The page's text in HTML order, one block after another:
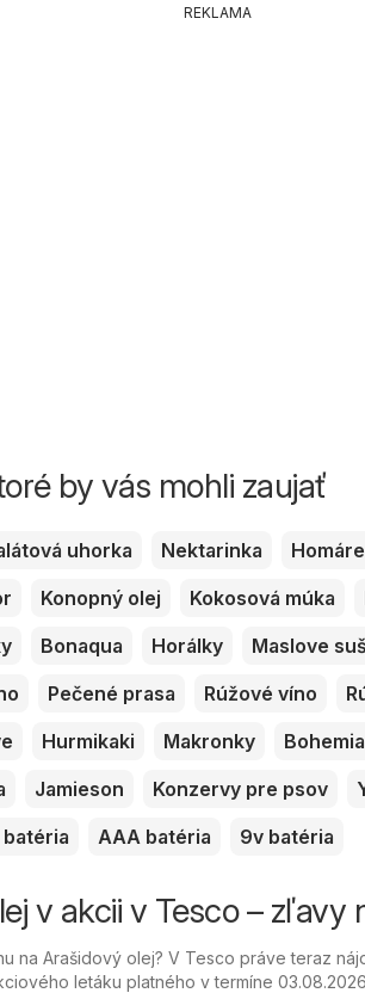
REKLAMA
by vás mohli zaujať
uhorka Nektarinka Homáre
Konopný olej Kokosová múka
Bonaqua Horálky Maslove
Pečené prasa Rúžové víno
Hurmikaki Makronky
Jamieson Konzervy pre psov
batéria AAA batéria 9v batéria
v akcii v Tesco – zľavy
na Arašidový olej? V Tesco práve teraz
letáku platného v termíne